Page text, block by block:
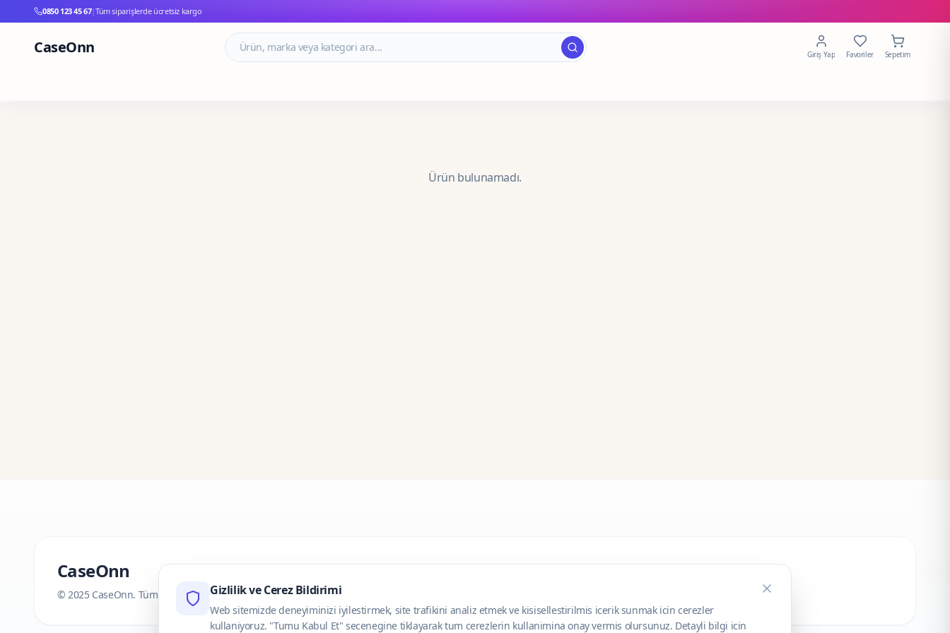
0850 123 45 67|Tüm siparişlerde ücretsiz kargo
CaseOnn Giriş Yap Favoriler Sepetim
Ürün bulunamadı.
CaseOnn
© 2025 CaseOnn. Tüm hakları saklıdır.Gizlilik ve Cerez Bildirimi
Web sitemizde deneyiminizi iyilestirmek, site trafikini analiz etmek ve kisisellestirilmis icerik sunmak icin cerezler
kullaniyoruz. "Tumu Kabul Et" secenegine tiklayarak tum cerezlerin kullanimina onay vermis olursunuz. Detayli bilgi icin